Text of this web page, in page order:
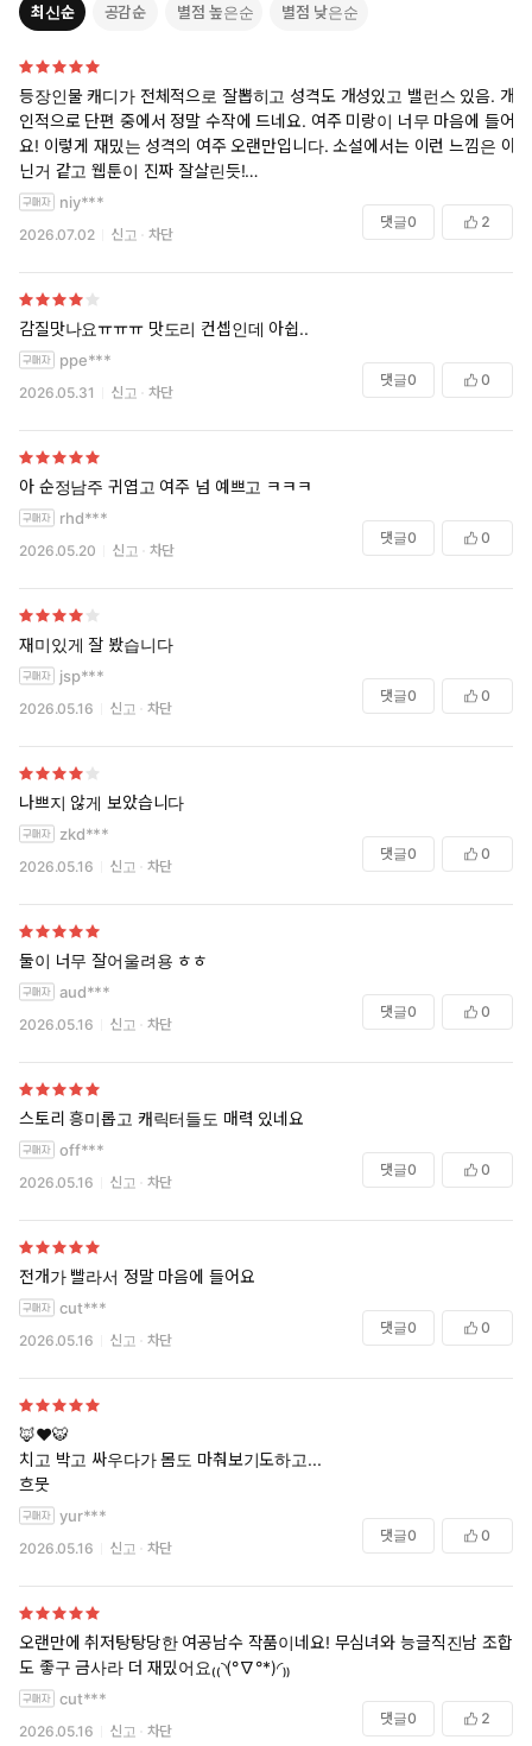
최신순 공감순 별점 높은순 별점 낮은순
등장인물 캐디가 전체적으로 잘뽑히고 성격도 개성있고 밸런스 있음. 개
인적으로 단편 중에서 정말 수작에 드네요. 여주 미랑이 너무 마음에 들어
요! 이렇게 재밌는 성격의 여주 오랜만입니다. 소설에서는 이런 느낌은 아
닌거 같고 웹툰이 진짜 잘살린듯!
단편으로만 하기에 조금 아쉬워요
niy***
2026.07.02 신고 차단
댓글0 2
감질맛나요ㅠㅠㅠ 맛도리 컨셉인데 아쉽..
ppe***
2026.05.31 신고 차단
댓글0 0
아 순정남주 귀엽고 여주 넘 예쁘고 ㅋㅋㅋ
rhd***
2026.05.20 신고 차단
댓글0 0
재미있게 잘 봤습니다
jsp***
2026.05.16 신고 차단
댓글0 0
나쁘지 않게 보았습니다
zkd***
2026.05.16 신고 차단
댓글0 0
둘이 너무 잘어울려용 ㅎㅎ
aud***
2026.05.16 신고 차단
댓글0 0
스토리 흥미롭고 캐릭터들도 매력 있네요
off***
2026.05.16 신고 차단
댓글0 0
전개가 빨라서 정말 마음에 들어요
cut***
2026.05.16 신고 차단
댓글0 0
🦊❤️🐯
치고 박고 싸우다가 몸도 마춰보기도하고...
흐뭇
yur***
2026.05.16 신고 차단
댓글0 0
오랜만에 취저탕탕당한 여공남수 작품이네요! 무심녀와 능글직진남 조합
도 좋구 금사라 더 재밌어요₍₍◝(°∇°*)◜₎₎
cut***
2026.05.16 신고 차단
댓글0 2